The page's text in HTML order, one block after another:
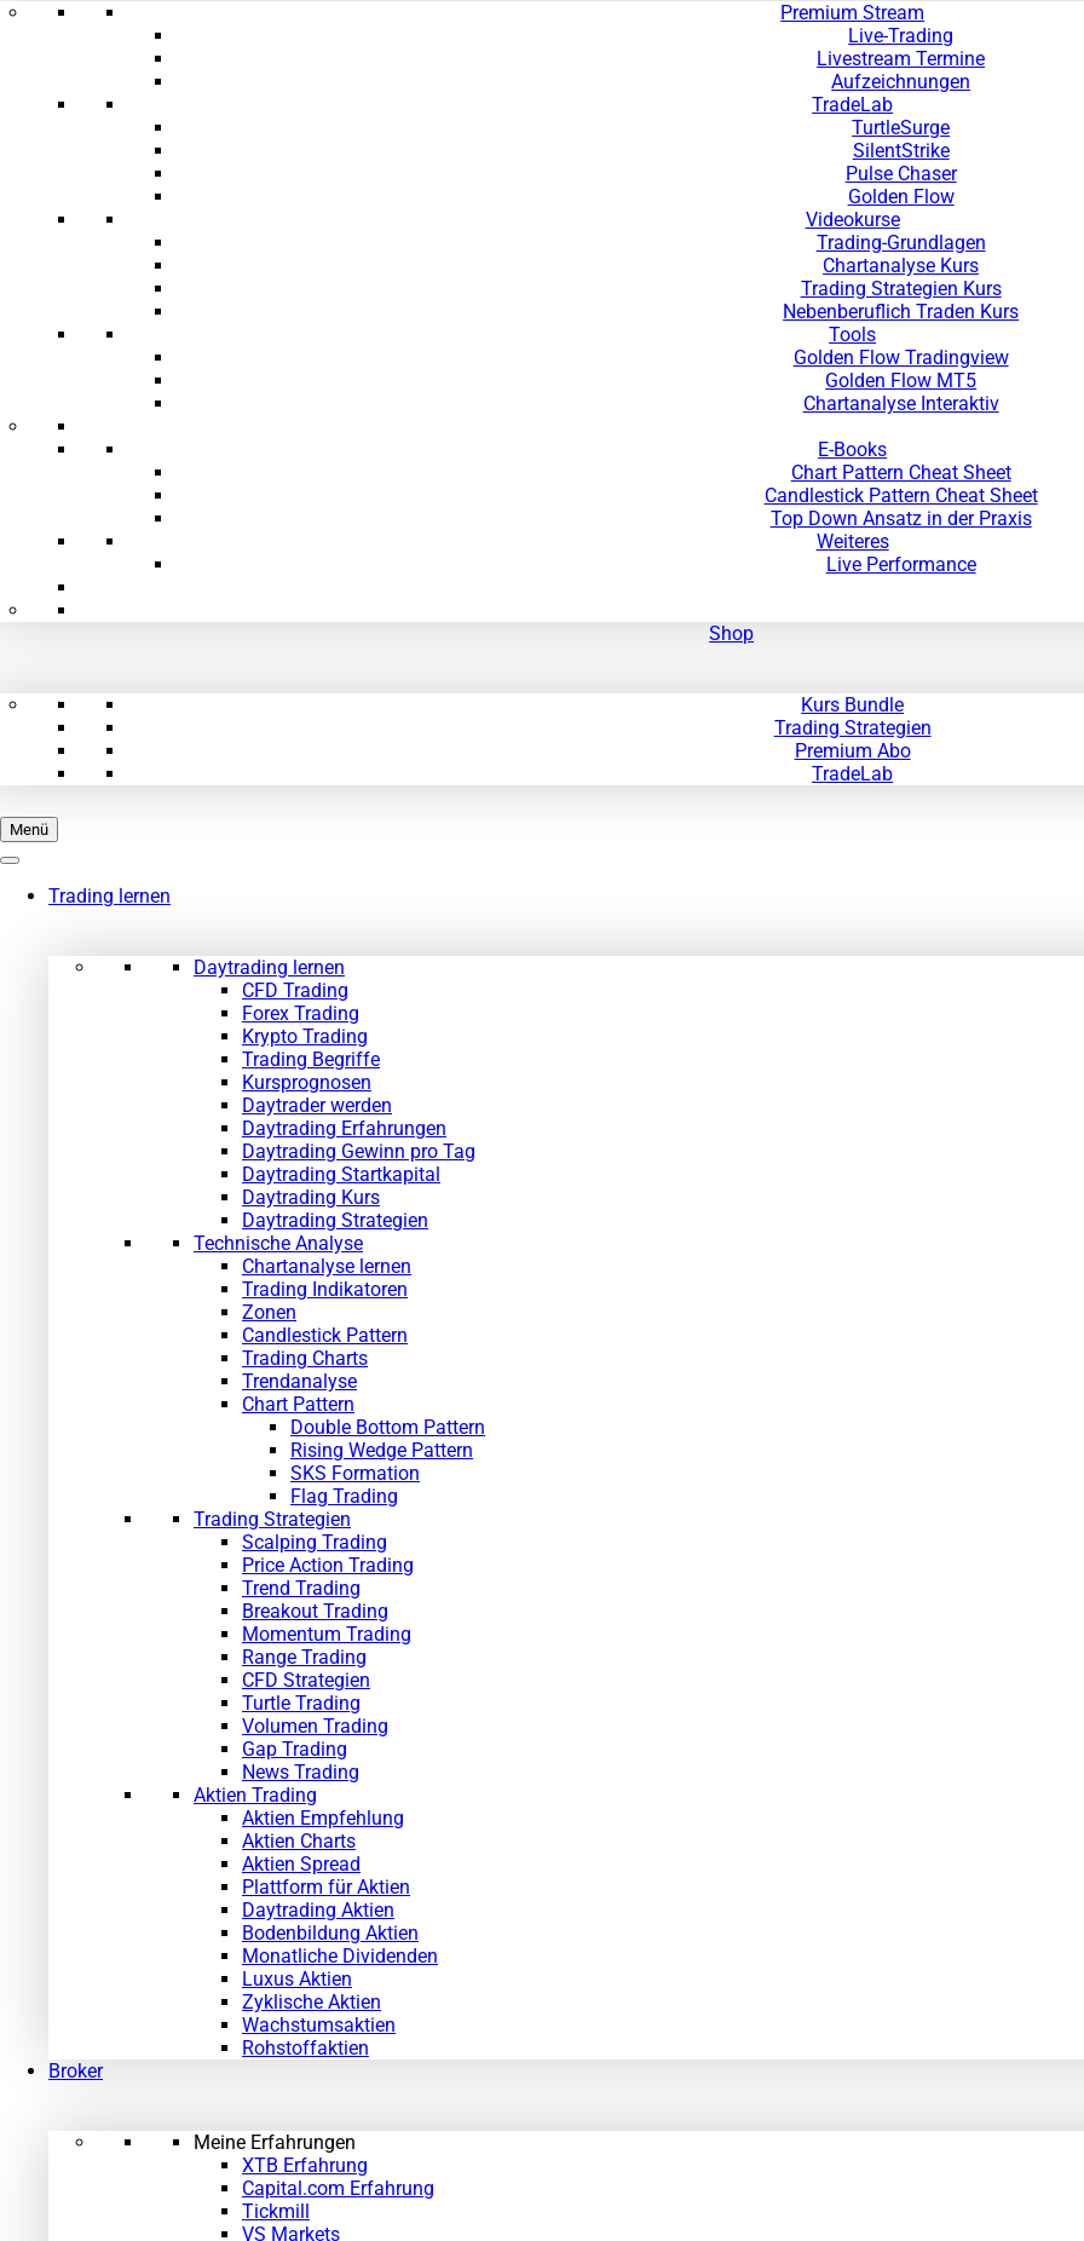
Premium Stream
Live-Trading
Livestream Termine
Aufzeichnungen
TradeLab
TurtleSurge
SilentStrike
Pulse Chaser
Golden Flow
Videokurse
Trading-Grundlagen
Chartanalyse Kurs
Trading Strategien Kurs
Nebenberuflich Traden Kurs
Tools
Golden Flow Tradingview
Golden Flow MT5
Chartanalyse Interaktiv
E-Books
Chart Pattern Cheat Sheet
Candlestick Pattern Cheat Sheet
Top Down Ansatz in der Praxis
Weiteres
Live Performance
Shop
Kurs Bundle
Trading Strategien
Premium Abo
TradeLab
Menü
Trading lernen
Daytrading lernen
CFD Trading
Forex Trading
Krypto Trading
Trading Begriffe
Kursprognosen
Daytrader werden
Daytrading Erfahrungen
Daytrading Gewinn pro Tag
Daytrading Startkapital
Daytrading Kurs
Daytrading Strategien
Technische Analyse
Chartanalyse lernen
Trading Indikatoren
Zonen
Candlestick Pattern
Trading Charts
Trendanalyse
Chart Pattern
Double Bottom Pattern
Rising Wedge Pattern
SKS Formation
Flag Trading
Trading Strategien
Scalping Trading
Price Action Trading
Trend Trading
Breakout Trading
Momentum Trading
Range Trading
CFD Strategien
Turtle Trading
Volumen Trading
Gap Trading
News Trading
Aktien Trading
Aktien Empfehlung
Aktien Charts
Aktien Spread
Plattform für Aktien
Daytrading Aktien
Bodenbildung Aktien
Monatliche Dividenden
Luxus Aktien
Zyklische Aktien
Wachstumsaktien
Rohstoffaktien
Broker
Meine Erfahrungen
XTB Erfahrung
Capital.com Erfahrung
Tickmill
VS Markets